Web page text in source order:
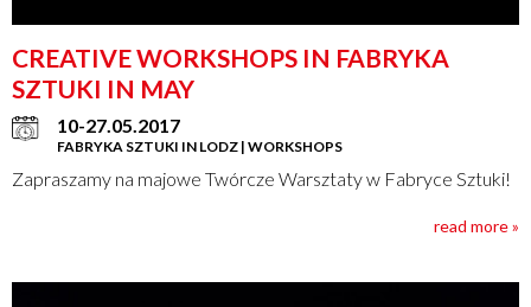
CREATIVE WORKSHOPS IN FABRYKA
SZTUKI IN MAY
10-27.05.2017
FABRYKA SZTUKI IN LODZ | WORKSHOPS
Zapraszamy na majowe Twórcze Warsztaty w Fabryce Sztuki!
read more »